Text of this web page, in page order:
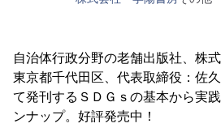
自治体行政分野の老舗出版社、株
東京都千代田区、代表取締役：佐
て発刊するＳＤＧｓの基本から実
ンナップ。好評発売中！